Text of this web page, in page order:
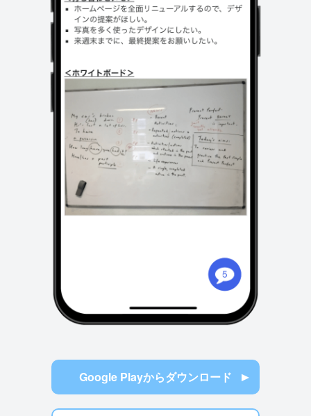
Google Playからダウンロード